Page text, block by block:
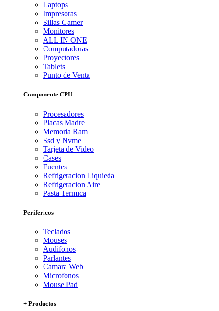
Laptops
Impresoras
Sillas Gamer
Monitores
ALL IN ONE
Computadoras
Proyectores
Tablets
Punto de Venta
Componente CPU
Procesadores
Placas Madre
Memoria Ram
Ssd y Nvme
Tarjeta de Video
Cases
Fuentes
Refrigeracion Liquieda
Refrigeracion Aire
Pasta Termica
Perifericos
Teclados
Mouses
Audifonos
Parlantes
Camara Web
Microfonos
Mouse Pad
+ Productos